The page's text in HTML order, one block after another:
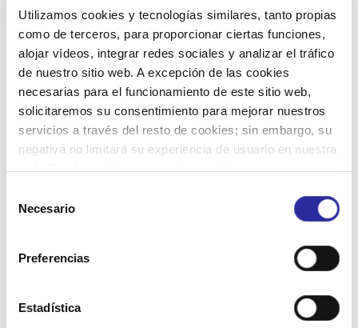
Utilizamos cookies y tecnologías similares, tanto propias
como de terceros, para proporcionar ciertas funciones,
alojar vídeos, integrar redes sociales y analizar el tráfico
de nuestro sitio web. A excepción de las cookies
necesarias para el funcionamiento de este sitio web,
solicitaremos su consentimiento para mejorar nuestros
servicios a través del resto de cookies; sin embargo, su
negativa no limitará su experiencia de usuario en nuestra
web. Puede configurar o rechazar de forma
más información, puede consultar nuestra
Política de
Necesario
Preferencias
Estadística
costos i maximitzem el rendiment de cada intervenció.
SOSTENIBILITAT EN LA
CADENA DE VALOR: UN
ENFOCAMENT INTEGRAL
sostenibles, sinó que també apliquem una política de
compres responsables que abasta tota la nostra cadena
ambientals, socials i ètics en la selecció de proveïdors i